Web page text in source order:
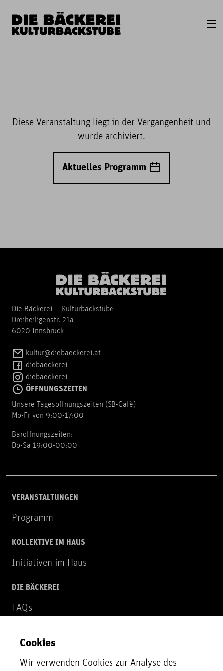
Diese Veranstaltung liegt in der Vergangenheit und
wurde archiviert.
Aktuelles Programm
Die Bäckerei — Kulturbackstube
Dreiheiligenstr. 21a
6020 Innsbruck
kultur@diebaeckerei.at
diebaeckerei
diebaeckerei
ÖFFNUNGSZEITEN
Unsere Tagesöffnungszeiten (SB-Cafè)
Mo-Fr von 9:00-17:00
Baröffnungszeiten:
Do-Sa 19:00-00:00
VERANSTALTUNGEN
Programm
KOLLEKTIVE IM HAUS
Initiativen im Haus
DIE BÄCKEREI
FAQs
NEWSLETTER
Zur Newsletter Anmeldung
Cookies
Wir verwenden Cookies zur Analyse des